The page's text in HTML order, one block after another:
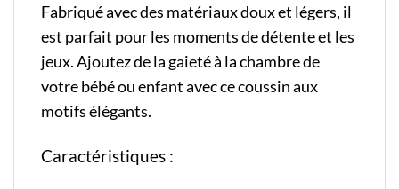
Fabriqué avec des matériaux doux et légers, il
est parfait pour les moments de détente et les
jeux. Ajoutez de la gaieté à la chambre de
votre bébé ou enfant avec ce coussin aux
motifs élégants.
Caractéristiques :